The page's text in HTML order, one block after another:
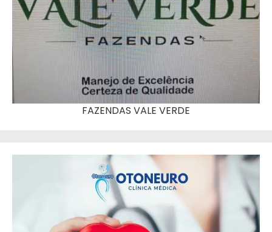
FAZENDAS VALE VERDE